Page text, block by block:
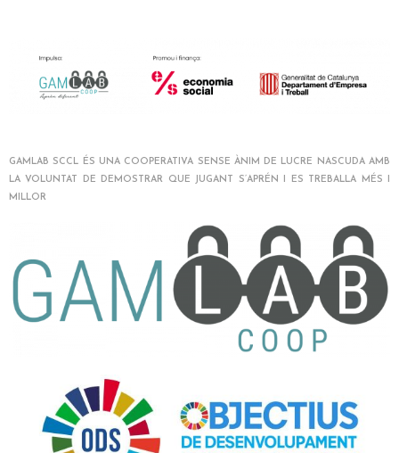
GAMLAB SCCL ÉS UNA COOPERATIVA SENSE ÀNIM DE LUCRE NASCUDA AMB
LA VOLUNTAT DE DEMOSTRAR QUE JUGANT S’APRÉN I ES TREBALLA MÉS I
MILLO R